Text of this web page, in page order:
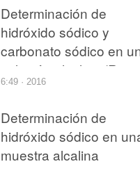
Determinación de
hidróxido sódico y
carbonato sódico en
solución alcalina
6:49 · 2016
Determinación de
hidróxido sódico en
muestra alcalina